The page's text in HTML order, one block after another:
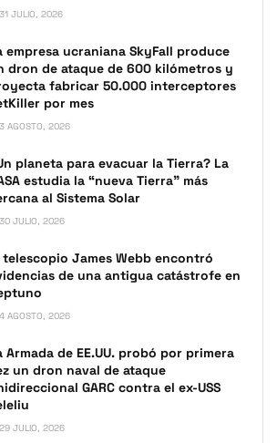
31 JULIO, 2026
empresa ucraniana SkyFall produce
dron de ataque de 600 kilómetros y
fabricar 50.000 interceptores
por mes
3 AGOSTO, 2026
planeta para evacuar la Tierra? La
estudia la “nueva Tierra” más
al Sistema Solar
30 JULIO, 2026
telescopio James Webb encontró
de una antigua catástrofe en
4 AGOSTO, 2026
Armada de EE.UU. probó por primera
un dron naval de ataque
GARC contra el ex-USS
29 JULIO, 2026